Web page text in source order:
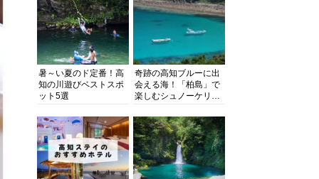
暑～い夏のド定番！高
知の川遊びベストスポ
ット5選
奇跡の高知ブルーに出
会える海！「柏島」で
楽しむシュノーケリン
浴にキャンプまで透明
度抜群の海の楽園を徹
底紹介